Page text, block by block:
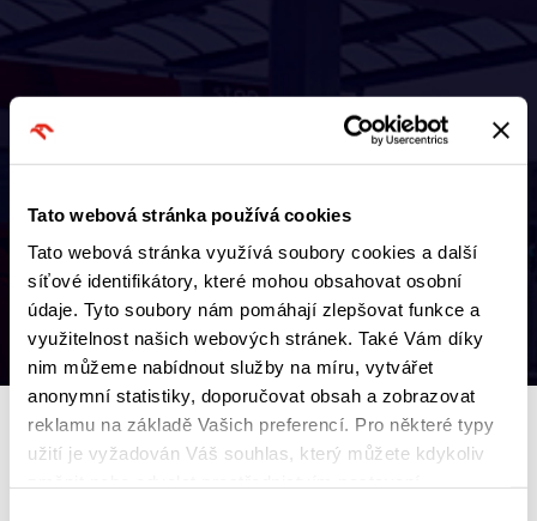
Tato webová stránka používá cookies
Tato webová stránka využívá soubory cookies a další
síťové identifikátory, které mohou obsahovat osobní
údaje. Tyto soubory nám pomáhají zlepšovat funkce a
využitelnost našich webových stránek. Také Vám díky
nim můžeme nabídnout služby na míru, vytvářet
anonymní statistiky, doporučovat obsah a zobrazovat
reklamu na základě Vašich preferencí. Pro některé typy
užití je vyžadován Váš souhlas, který můžete kdykoliv
Zpět na výpis
Novinka! Kombinace pro
celou rodinu!
InstagramYoutubeFacebook
TikTok